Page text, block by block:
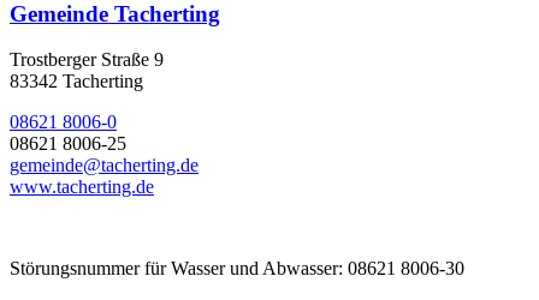
Gemeinde Tacherting
Trostberger Straße 9
83342 Tacherting
08621 8006-0
08621 8006-25
gemeinde@tacherting.de
www.tacherting.de
Störungsnummer für Wasser und Abwasser: 08621 8006-30